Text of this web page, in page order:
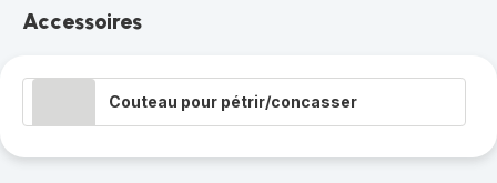
Accessoires
Couteau pour pétrir/concasser